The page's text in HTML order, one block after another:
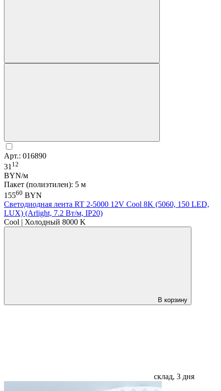
Арт.: 016890
31 12
BYN/м
Пакет (полиэтилен): 5 м
15560 BYN
Светодиодная лента RT 2-5000 12V Cool 8K (5060, 150 LED,
LUX) (Arlight, 7.2 Вт/м, IP20)
Cool | Холодный 8000 K
В корзину
склад, 3 дня